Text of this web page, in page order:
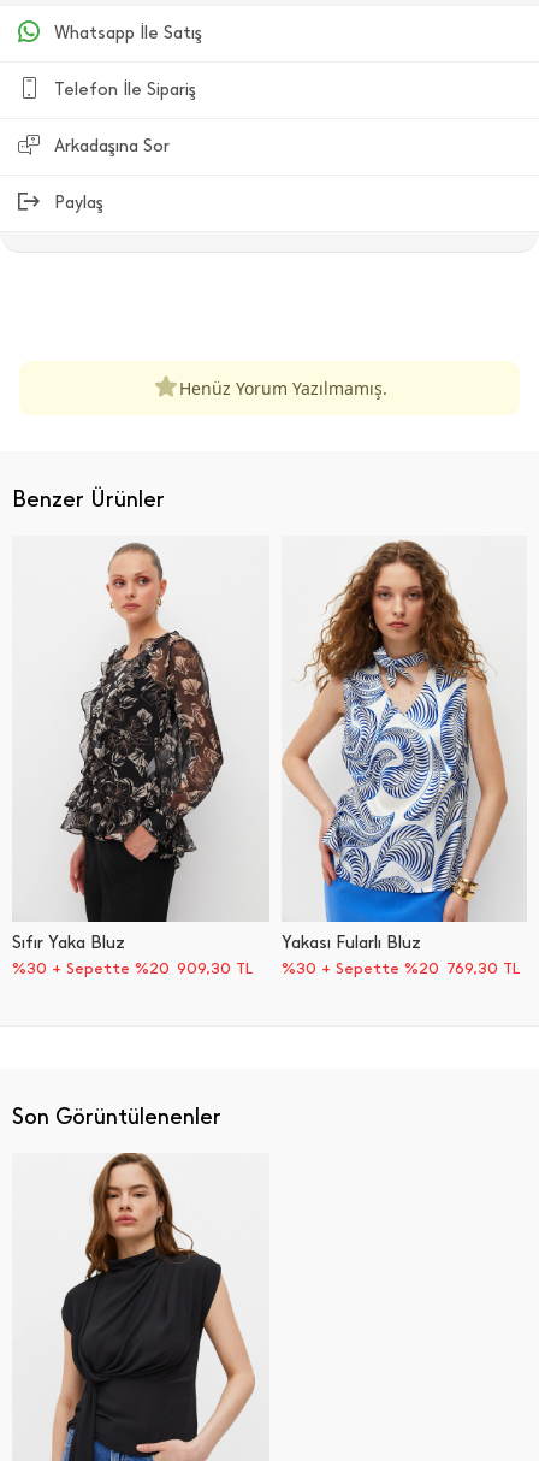
Whatsapp İle Satış
Telefon İle Sipariş
Arkadaşına Sor
Paylaş
Henüz Yorum Yazılmamış.
Benzer Ürünler
Sıfır Yaka Bluz
%30 + Sepette %20 909,30 TL
Yakası Fularlı Bluz
%30 + Sepette %20 769,30 TL
Son Görüntülenenler